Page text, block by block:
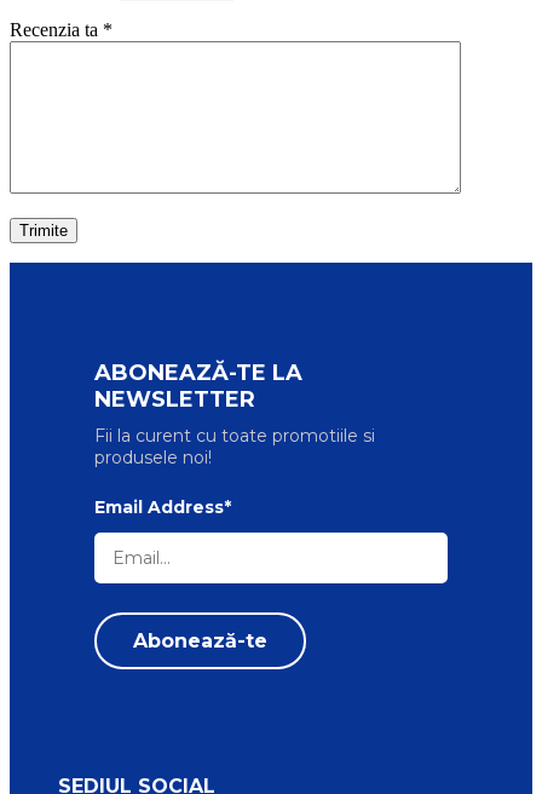
Recenzia ta *
ABONEAZĂ-TE LA
NEWSLETTER
Fii la curent cu toate promotiile si
produsele noi!
Email Address*
SEDIUL SOCIAL